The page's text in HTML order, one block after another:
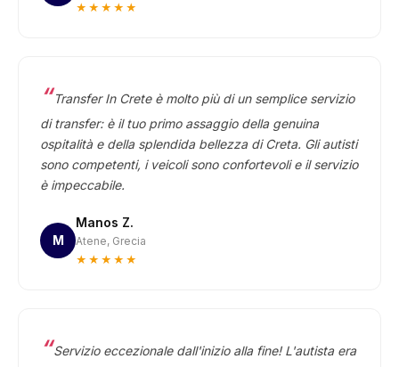
★★★★★
Transfer In Crete è molto più di un semplice servizio
di transfer: è il tuo primo assaggio della genuina
ospitalità e della splendida bellezza di Creta. Gli autisti
sono competenti, i veicoli sono confortevoli e il servizio
è impeccabile.
M
Manos Z.
Atene, Grecia
★★★★★
Servizio eccezionale dall'inizio alla fine! L'autista era